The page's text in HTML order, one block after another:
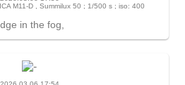
M11-D , Summilux 50 ; 1/500 s ; iso: 400
in the fog,